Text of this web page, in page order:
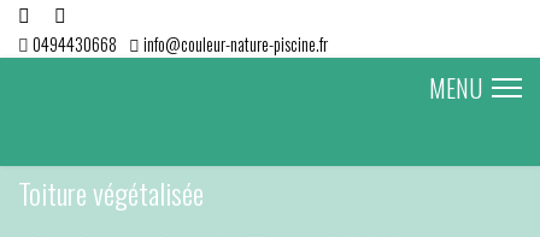
0494430668 info@couleur-nature-piscine.fr
MENU
Toiture végétalisée